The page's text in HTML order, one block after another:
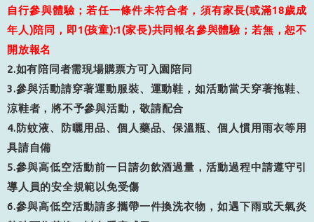
自行參與體驗；若任一條件未符合者，須有家長(或滿18歲成
年人)陪同，即1(孩童):1(家長)共同報名參與體驗；若無，恕不
開放報名
2.如有陪同者需現場購票方可入園陪同
3.參與活動請穿著運動服裝、運動鞋，如活動當天穿著拖鞋、
涼鞋者，將不予參與活動，敬請配合
4.防蚊液、防曬用品、個人藥品、保溫瓶、個人慣用雨衣等用
具請自備
5.參與高低空活動前一日請勿飲酒過量，活動過程中請遵守引
導人員的安全規範以免受傷
6.參與高低空活動請多攜帶一件換洗衣物，如遇下雨或天氣炎